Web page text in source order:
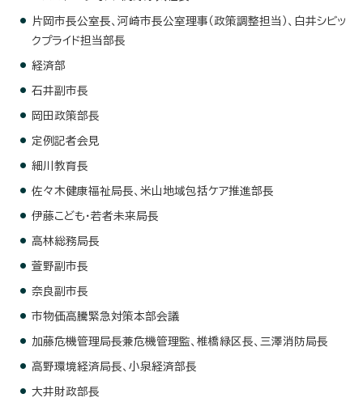
片岡市長公室長、河崎市長公室理事（政策調整担当）、白井シビッ
クプライド担当部長
経済部
石井副市長
岡田政策部長
定例記者会見
細川教育長
佐々木健康福祉局長、米山地域包括ケア推進部長
伊藤こども・若者未来局長
高林総務局長
萱野副市長
奈良副市長
市物価高騰緊急対策本部会議
加藤危機管理局長兼危機管理監、椎橋緑区長、三澤消防局長
高野環境経済局長、小泉経済部長
大井財政部長